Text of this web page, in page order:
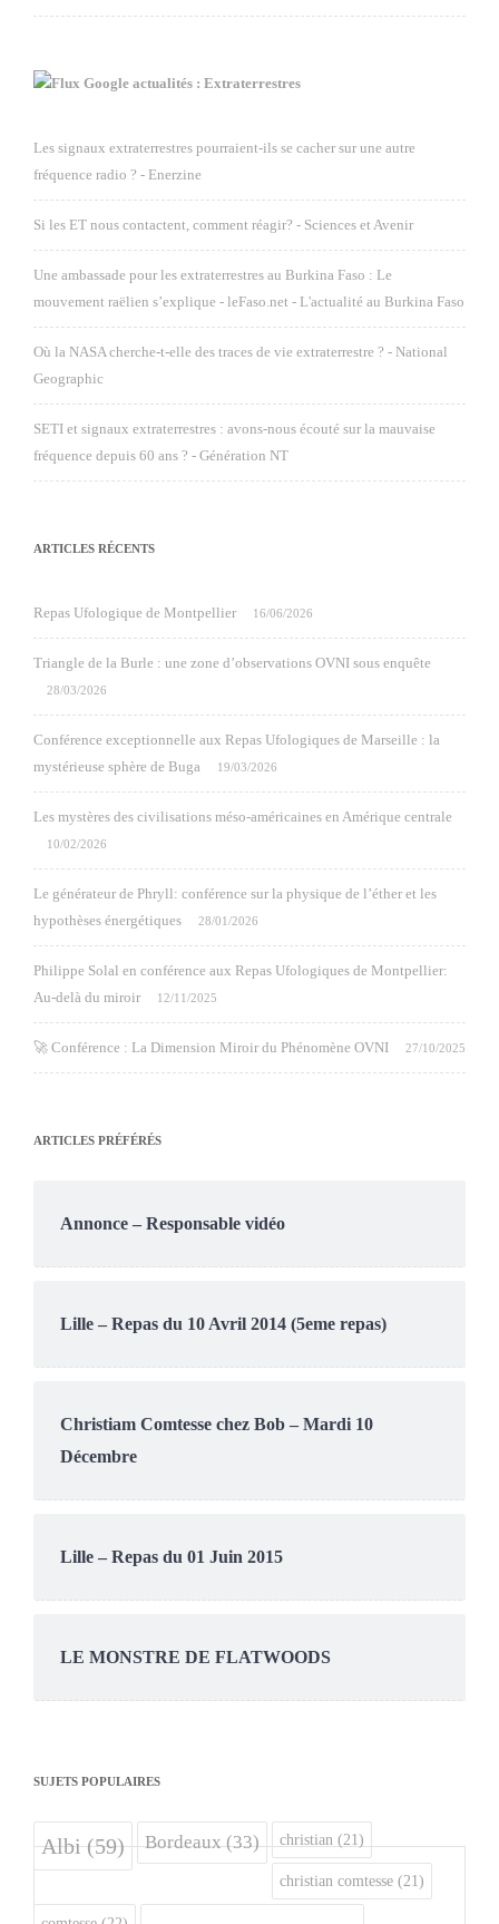
Google actualités : Extraterrestres
Les signaux extraterrestres pourraient-ils se cacher sur une autre
fréquence radio ? - Enerzine
Si les ET nous contactent, comment réagir? - Sciences et Avenir
Une ambassade pour les extraterrestres au Burkina Faso : Le
mouvement raëlien s’explique - leFaso.net - L'actualité au Burkina Faso
Où la NASA cherche-t-elle des traces de vie extraterrestre ? - National
Geographic
SETI et signaux extraterrestres : avons-nous écouté sur la mauvaise
fréquence depuis 60 ans ? - Génération NT
ARTICLES RÉCENTS
Repas Ufologique de Montpellier 16/06/2026
Triangle de la Burle : une zone d’observations OVNI sous enquête
28/03/2026
Conférence exceptionnelle aux Repas Ufologiques de Marseille : la
mystérieuse sphère de Buga
19/03/2026
Les mystères des civilisations méso-américaines en Amérique centrale
10/02/2026
Le générateur de Phryll: conférence sur la physique de l’éther et les
hypothèses énergétiques
28/01/2026
Philippe Solal en conférence aux Repas Ufologiques de Montpellier:
Au-delà du miroir
12/11/2025
🚀 Conférence : La Dimension Miroir du Phénomène OVNI 27/10/2025
ARTICLES PRÉFÉRÉS
Annonce – Responsable vidéo
Lille – Repas du 10 Avril 2014 (5eme repas)
Christiam Comtesse chez Bob – Mardi 10
Décembre
Lille – Repas du 01 Juin 2015
LE MONSTRE DE FLATWOODS
SUJETS POPULAIRES
Albi(59) Bordeaux(33) christian (21)
christian comtesse (21)